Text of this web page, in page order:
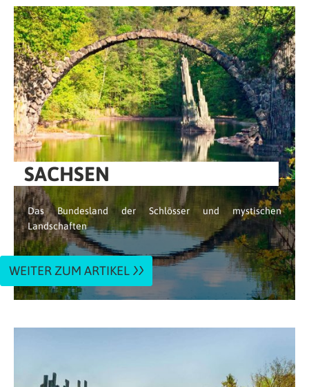
SACHSEN
Das Bundesland der Schlösser und mystischen
Landschaften
WEITER ZUM ARTIKEL